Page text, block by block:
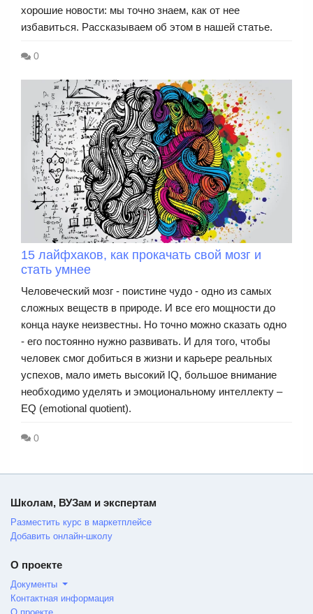
хорошие новости: мы точно знаем, как от нее
избавиться. Рассказываем об этом в нашей статье.
0
15 лайфхаков, как прокачать свой мозг и
стать умнее
Человеческий мозг - поистине чудо - одно из самых
сложных веществ в природе. И все его мощности до
конца науке неизвестны. Но точно можно сказать одно
- его постоянно нужно развивать. И для того, чтобы
человек смог добиться в жизни и карьере реальных
успехов, мало иметь высокий IQ, большое внимание
необходимо уделять и эмоциональному интеллекту –
EQ (emotional quotient).
0
Школам, ВУЗам и экспертам
Разместить курс в маркетплейсе
Добавить онлайн-школу
О проекте
Документы
Контактная информация